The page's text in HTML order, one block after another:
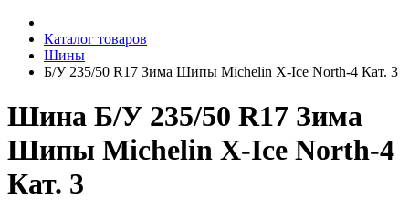
Каталог товаров
Шины
Б/У 235/50 R17 Зима Шипы Michelin X-Ice North-4 Кат. 3
Шина Б/У 235/50 R17 Зима
Шипы Michelin X-Ice North-4
Кат. 3